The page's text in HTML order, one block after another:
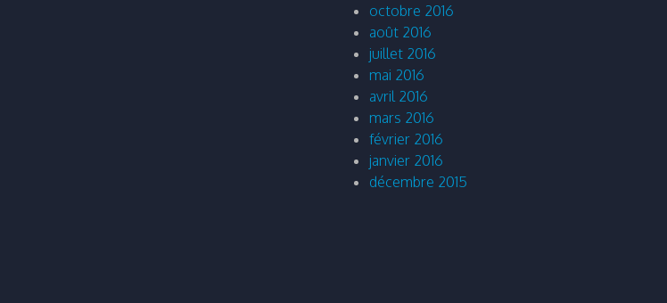
octobre 2016
août 2016
juillet 2016
mai 2016
avril 2016
mars 2016
février 2016
janvier 2016
décembre 2015